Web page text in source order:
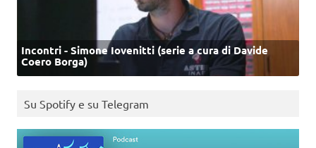
Incontri - Simone Iovenitti (serie a cura di Davide
Coero Borga)
Su Spotify e su Telegram